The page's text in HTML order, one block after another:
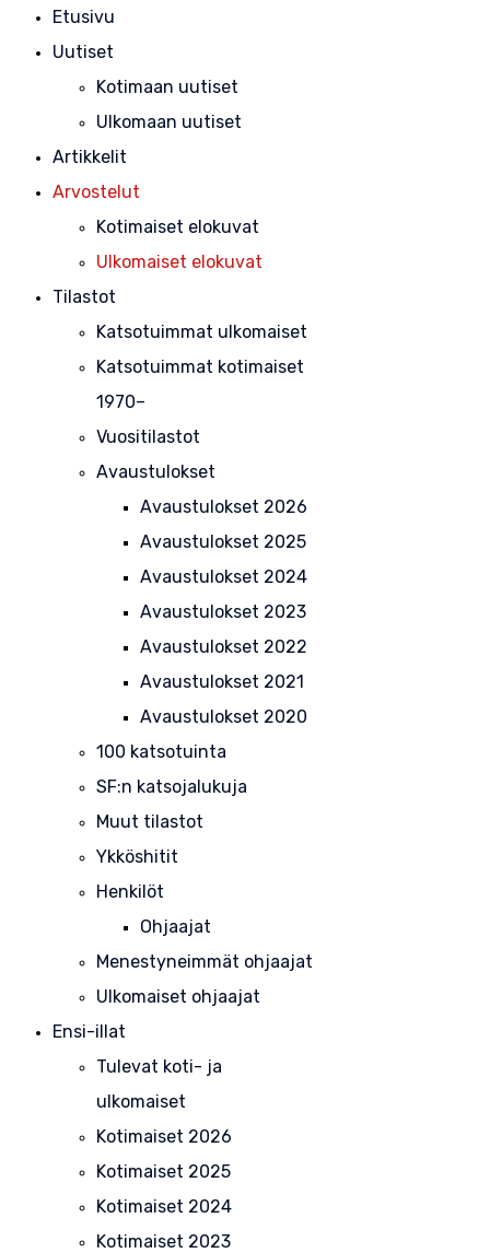
Etusivu
Uutiset
Kotimaan uutiset
Ulkomaan uutiset
Artikkelit
Arvostelut
Kotimaiset elokuvat
Ulkomaiset elokuvat
Tilastot
Katsotuimmat ulkomaiset
Katsotuimmat kotimaiset
1970–
Vuositilastot
Avaustulokset
Avaustulokset 2026
Avaustulokset 2025
Avaustulokset 2024
Avaustulokset 2023
Avaustulokset 2022
Avaustulokset 2021
Avaustulokset 2020
100 katsotuinta
SF:n katsojalukuja
Muut tilastot
Ykköshitit
Henkilöt
Ohjaajat
Menestyneimmät ohjaajat
Ulkomaiset ohjaajat
Ensi-illat
Tulevat koti- ja
ulkomaiset
Kotimaiset 2026
Kotimaiset 2025
Kotimaiset 2024
Kotimaiset 2023